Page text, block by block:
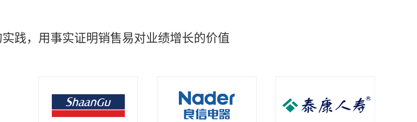
践，用事实证明销售易对业绩增长的价值